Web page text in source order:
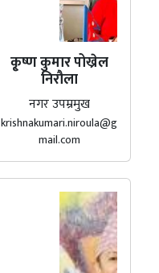
कृ्ष्ण कुमार पोख्रेल
निरौला
नगर उपम्रमुख
krishnakumari.niroula@g
mail.com